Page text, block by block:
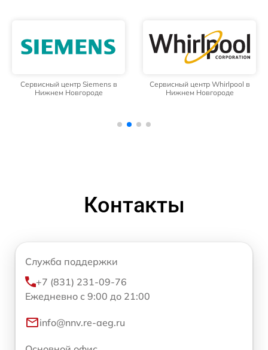
Сервисный центр Siemens в
Нижнем Новгороде
Сервисный центр Whirlpool в
Нижнем Новгороде
Контакты
Служба поддержки
+7 (831) 231-09-76
Ежедневно с 9:00 до 21:00
info@nnv.re-aeg.ru